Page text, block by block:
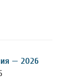
— 2026